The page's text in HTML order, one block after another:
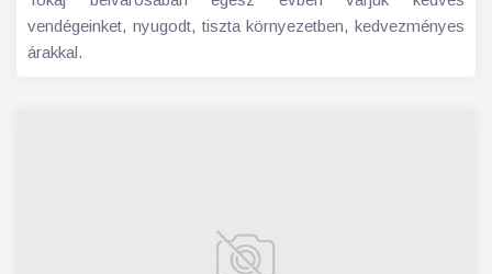
vendégeinket, nyugodt, tiszta környezetben, kedvezményes
árakkal.